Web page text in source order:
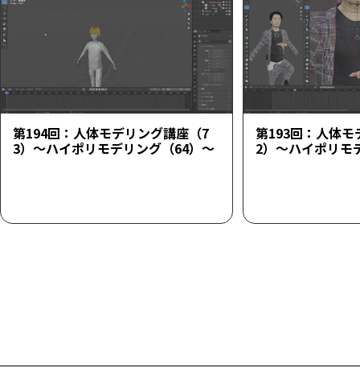
第194回：人体モデリング講座（7
3）～ハイポリモデリング（64）～
第193回：人体モ
2）～ハイポリモ